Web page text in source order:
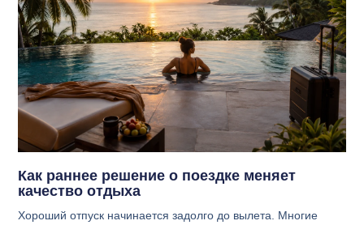
Как раннее решение о поездке меняет
качество отдыха
Хороший отпуск начинается задолго до вылета. Многие